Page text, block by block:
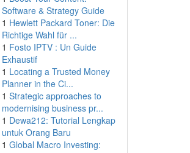
Software & Strategy Guide
1 Hewlett Packard Toner: Die
Richtige Wahl für ...
1 Fosto IPTV : Un Guide
Exhaustif
1 Locating a Trusted Money
Planner in the Ci...
1 Strategic approaches to
modernising business pr...
1 Dewa212: Tutorial Lengkap
untuk Orang Baru
1 Global Macro Investing: